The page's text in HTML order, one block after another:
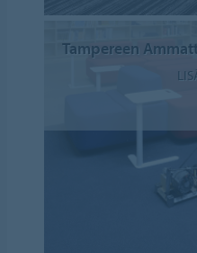
Tampereen